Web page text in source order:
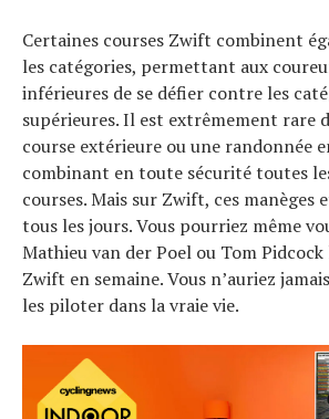
Certaines courses Zwift combinent
les catégories, permettant aux
inférieures de se défier contre les
supérieures. Il est extrêmement rare
course extérieure ou une randonnée
combinant en toute sécurité toutes
courses. Mais sur Zwift, ces manèges
tous les jours. Vous pourriez même
Mathieu van der Poel ou Tom Pidcock
Zwift en semaine. Vous n’auriez
les piloter dans la vraie vie.